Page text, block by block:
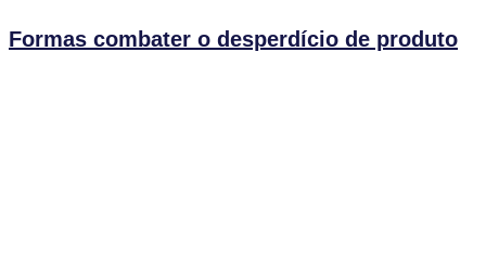
Formas combater o desperdício de produto